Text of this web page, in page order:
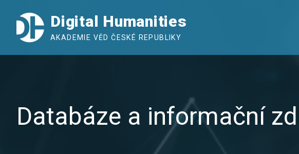
Digital Humanities
AKADEMIE VĚD ČESKÉ REPUBLIKY
Databáze a informační